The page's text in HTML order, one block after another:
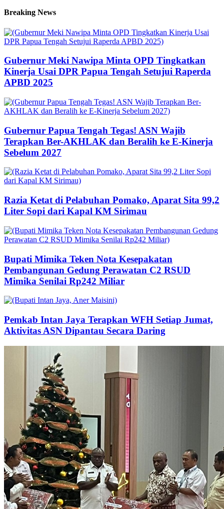
Breaking News
Gubernur Meki Nawipa Minta OPD Tingkatkan
Kinerja Usai DPR Papua Tengah Setujui Raperda
APBD 2025
Gubernur Papua Tengah Tegas! ASN Wajib
Terapkan Ber-AKHLAK dan Beralih ke E-Kinerja
Sebelum 2027
Razia Ketat di Pelabuhan Pomako, Aparat Sita 99,2
Liter Sopi dari Kapal KM Sirimau
Bupati Mimika Teken Nota Kesepakatan
Pembangunan Gedung Perawatan C2 RSUD
Mimika Senilai Rp242 Miliar
Pemkab Intan Jaya Terapkan WFH Setiap Jumat,
Aktivitas ASN Dipantau Secara Daring